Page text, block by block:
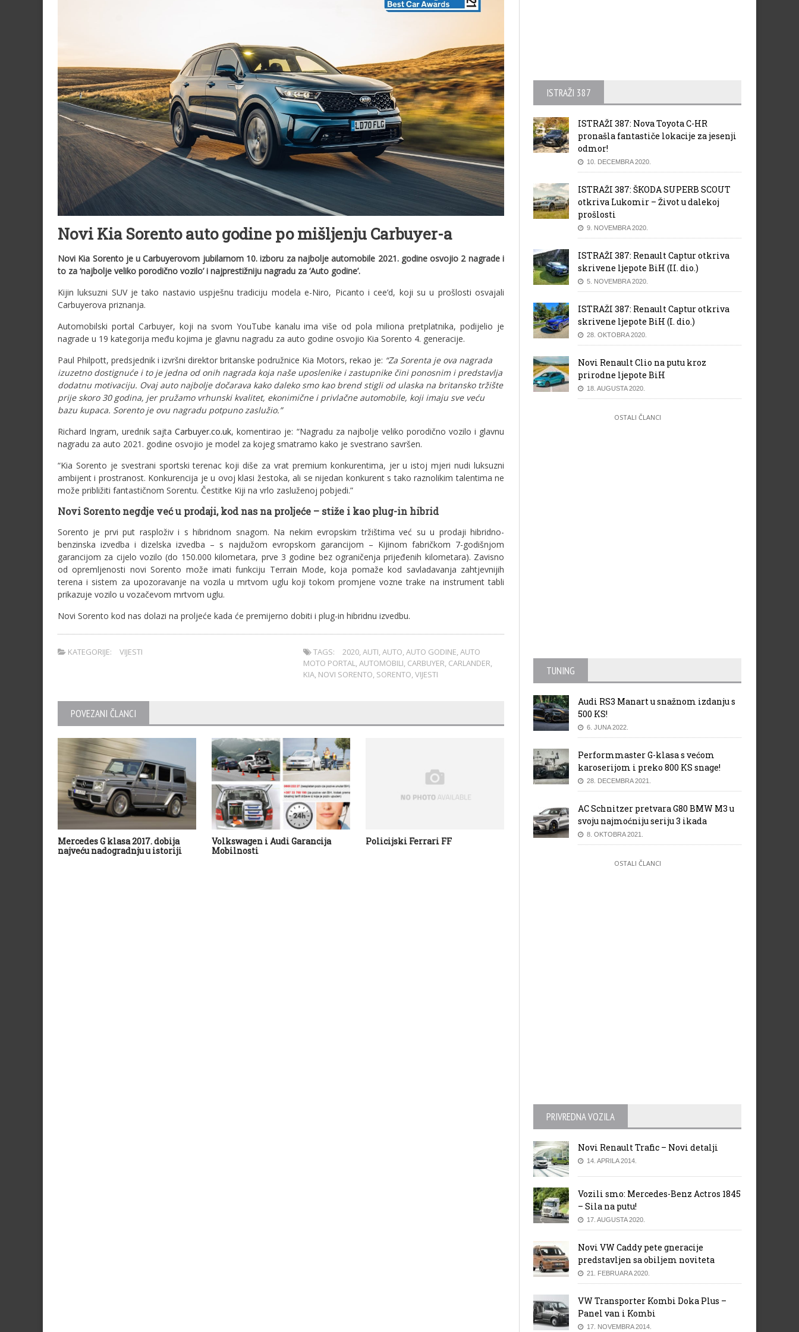
Novi Kia Sorento auto godine po mišljenju Carbuyer-a
Novi Kia Sorento je u Carbuyerovom jubilarnom 10. izboru za najbolje automobile 2021. godine osvojio 2 nagrade i
to za ‘najbolje veliko porodično vozilo’ i najprestižniju nagradu za ‘Auto godine’.
Kijin luksuzni SUV je tako nastavio uspješnu tradiciju modela e-Niro, Picanto i cee’d, koji su u prošlosti osvajali
Carbuyerova priznanja.
Automobilski portal Carbuyer, koji na svom YouTube kanalu ima više od pola miliona pretplatnika, podijelio je
nagrade u 19 kategorija među kojima je glavnu nagradu za auto godine osvojio Kia Sorento 4. generacije.
Paul Philpott, predsjednik i izvršni direktor britanske podružnice Kia Motors, rekao je: “Za Sorenta je ova nagrada
izuzetno dostignuće i to je jedna od onih nagrada koja naše uposlenike i zastupnike čini ponosnim i predstavlja
dodatnu motivaciju. Ovaj auto najbolje dočarava kako daleko smo kao brend stigli od ulaska na britansko tržište
prije skoro 30 godina, jer pružamo vrhunski kvalitet, ekonimične i privlačne automobile, koji imaju sve veću
bazu kupaca. Sorento je ovu nagradu potpuno zaslužio.”
Richard Ingram, urednik sajtaCarbuyer.co.uk, komentirao je: “Nagradu za najbolje veliko porodično vozilo i glavnu
nagradu za auto 2021. godine osvojio je model za kojeg smatramo kako je svestrano savršen.
“Kia Sorento je svestrani sportski terenac koji diše za vrat premium konkurentima, jer u istoj mjeri nudi luksuzni
ambijent i prostranost. Konkurencija je u ovoj klasi žestoka, ali se nijedan konkurent s tako raznolikim talentima ne
može približiti fantastičnom Sorentu. Čestitke Kiji na vrlo zasluženoj pobjedi.”
Novi Sorento negdje već u prodaji, kod nas na proljeće – stiže i kao plug-in hibrid
Sorento je prvi put rasploživ i s hibridnom snagom. Na nekim evropskim tržištima već su u prodaji hibridno-
benzinska izvedba i dizelska izvedba – s najdužom evropskom garancijom – Kijinom fabričkom 7-godišnjom
garancijom za cijelo vozilo (do 150.000 kilometara, prve 3 godine bez ograničenja prijeđenih kilometara). Zavisno
od opremljenosti novi Sorento može imati funkciju Terrain Mode, koja pomaže kod savladavanja zahtjevnijih
terena i sistem za upozoravanje na vozila u mrtvom uglu koji tokom promjene vozne trake na instrument tabli
prikazuje vozilo u vozačevom mrtvom uglu.
Novi Sorento kod nas dolazi na proljeće kada će premijerno dobiti i plug-in hibridnu izvedbu.
KATEGORIJE: VIJESTI TAGS: 2020 ,AUTI ,AUTO ,AUTO GODINE ,AUTO
MOTO PORTAL ,AUTOMOBILI CARBUYER CARLANDER
KIA NOVI SORENTO SORENTO ,VIJESTI
POVEZANI ČLANCI
Mercedes G klasa 2017. dobija
najveću nadogradnju u istoriji
Volkswagen i Audi Garancija
Mobilnosti
Policijski Ferrari FF
GSe se vraća kao dinamičan,
ISTRAŽI 387
ISTRAŽI 387: Nova Toyota C-HR
pronašla fantastiče lokacije za jesenji
odmor!
10. DECEMBRA 2020.
ISTRAŽI 387: ŠKODA SUPERB SCOUT
otkriva Lukomir – Život u dalekoj
prošlosti
9. NOVEMBRA 2020.
ISTRAŽI 387: Renault Captur otkriva
skrivene ljepote BiH (II. dio.)
5. NOVEMBRA 2020.
ISTRAŽI 387: Renault Captur otkriva
skrivene ljepote BiH (I. dio.)
28. OKTOBRA 2020.
Novi Renault Clio na putu kroz
prirodne ljepote BiH
18. AUGUSTA 2020.
OSTALI ČLANCI
TUNING
Audi RS3 Manart u snažnom izdanju s
500 KS!
6. JUNA 2022.
Performmaster G-klasa s većom
karoserijom i preko 800 KS snage!
28. DECEMBRA 2021.
AC Schnitzer pretvara G80 BMW M3 u
svoju najmoćniju seriju 3 ikada
8. OKTOBRA 2021.
OSTALI ČLANCI
PRIVREDNA VOZILA
Novi Renault Trafic – Novi detalji
14. APRILA 2014.
Vozili smo: Mercedes-Benz Actros 1845
– Sila na putu!
17. AUGUSTA 2020.
Novi VW Caddy pete gneracije
predstavljen sa obiljem noviteta
21. FEBRUARA 2020.
VW Transporter Kombi Doka Plus –
Panel van i Kombi
17. NOVEMBRA 2014.